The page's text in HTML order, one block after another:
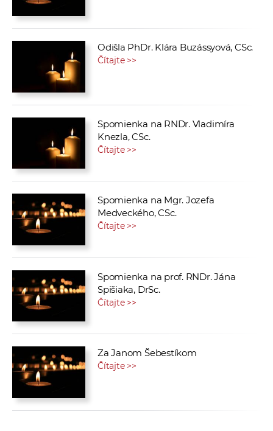
Odišla PhDr. Klára Buzássyová, CSc.
Čítajte >>
Spomienka na RNDr. Vladimíra
Knezla, CSc.
Čítajte >>
Spomienka na Mgr. Jozefa
Medveckého, CSc.
Čítajte >>
Spomienka na prof. RNDr. Jána
Spišiaka, DrSc.
Čítajte >>
Za Janom Šebestíkom
Čítajte >>